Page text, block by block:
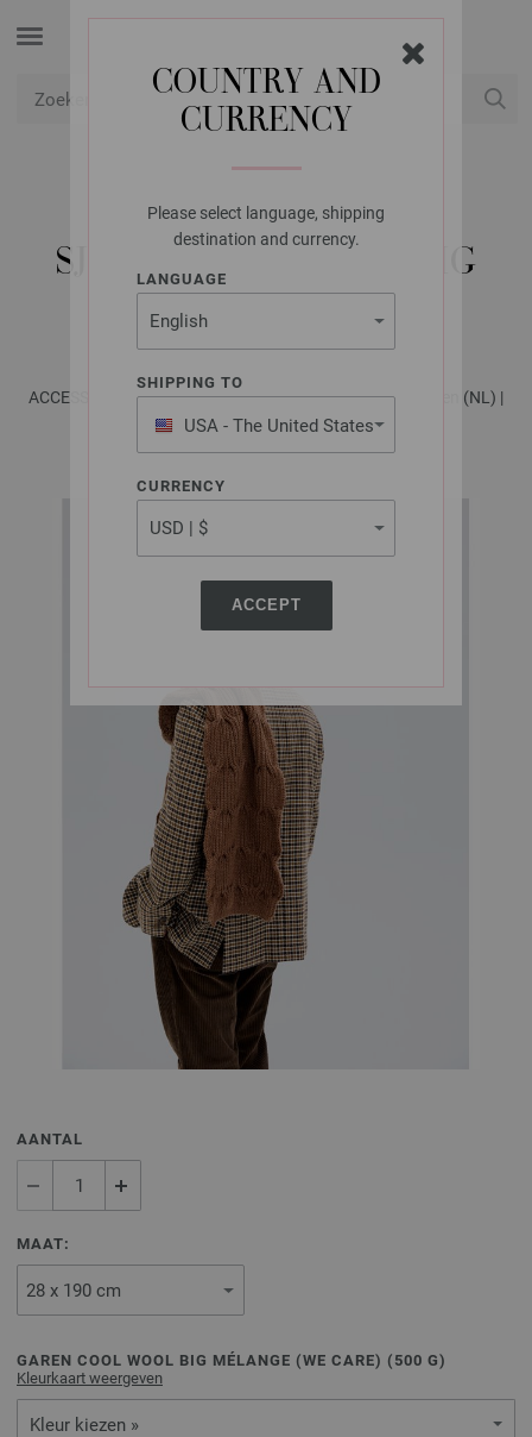
COUNTRY AND
CURRENCY
Please select language, shipping
destination and currency.
LANGUAGE
SHIPPING TO
USA - The United States
of America
CURRENCY
ACCEPT
LANA GROSSA
SJAAL COOL WOOL BIG
MÉLANGE
ACCESSOIRES No. 23 - Tijdschrift (DE) + Breibeschrijvingen (NL) |
Patroon 35
AANTAL
MAAT:
GAREN COOL WOOL BIG MÉLANGE (WE CARE) ( 500 G)
Kleurkaart weergeven
Kleur kiezen »